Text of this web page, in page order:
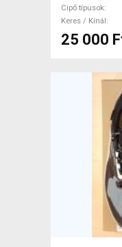
Cipő típusok
Keres / Kínál
25 000